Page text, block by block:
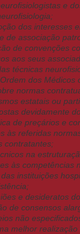
e
dos interesses
de associação
de convenções
aos seus
técnicas
dos Médicos
normas
estatais ou
devidamente
de preçários e
às referidas
contratantes;
na
às competências
instituições
e desideratos
de consensos
não
melhor